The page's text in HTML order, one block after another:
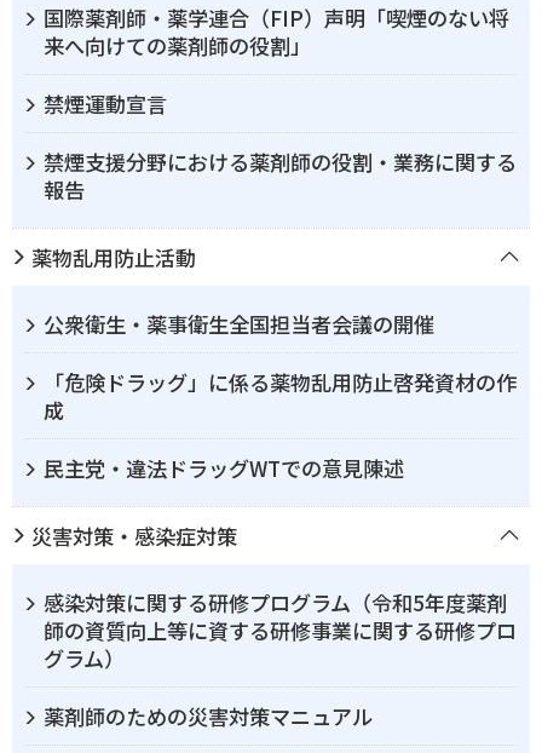
国際薬剤師・薬学連合（FIP）声明「喫煙のない将
来へ向けての薬剤師の役割」
禁煙運動宣言
禁煙支援分野における薬剤師の役割・業務に関する
報告
薬物乱用防止活動
公衆衛生・薬事衛生全国担当者会議の開催
「危険ドラッグ」に係る薬物乱用防止啓発資材の作
成
民主党・違法ドラッグWTでの意見陳述
災害対策・感染症対策
感染対策に関する研修プログラム（令和5年度薬剤
師の資質向上等に資する研修事業に関する研修プロ
グラム）
薬剤師のための災害対策マニュアル